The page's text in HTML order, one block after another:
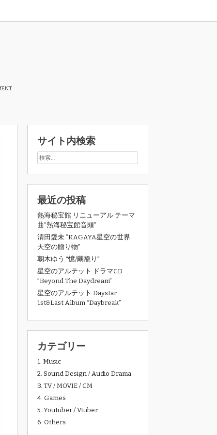
サイト内検索
最近の投稿
熱海秘宝館 リニューアル テーマ
曲”熱海秘宝館音頭”
清田愛未 ”KAGAYA星空の世界
天空の贈り物”
朝木ゆう “憶/繭籠り”
星空のアルテット ドラマCD
”Beyond The Daydream”
星空のアルテット Daystar
1st&Last Album “Daybreak”
カテゴリー
1. Music
2. Sound Design / Audio Drama
3. TV / MOVIE / CM
4. Games
5. Youtuber / Vtuber
6. Others